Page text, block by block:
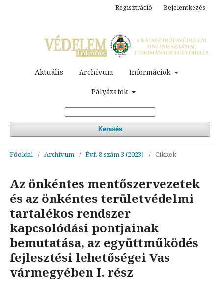
Aktuális Archívum Információk
Pályázatok
Keresés
Regisztráció Bejelentkezés
Főoldal / Archívum / Évf. 8 szám 3 (2023) / Cikkek
Az önkéntes mentőszervezetek
és az önkéntes területvédelmi
tartalékos rendszer
kapcsolódási pontjainak
bemutatása, az együttműködés
fejlesztési lehetőségei Vas
vármegyében I. rész